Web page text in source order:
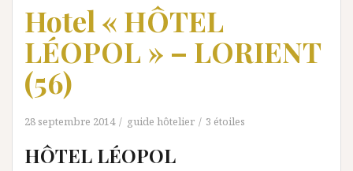
Hotel « HÔTEL
LÉOPOL » – LORIENT
(56)
28 septembre 2014 guide hôtelier 3 étoiles
HÔTEL LÉOPOL